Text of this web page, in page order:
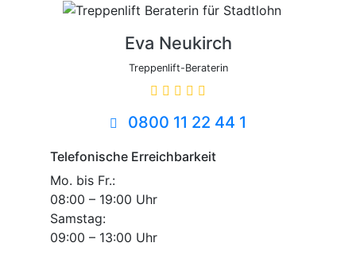
Eva Neukirch
Treppenlift-Beraterin
0800 11 22 44 1
Telefonische Erreichbarkeit
Mo. bis Fr.:
08:00 – 19:00 Uhr
Samstag:
09:00 – 13:00 Uhr